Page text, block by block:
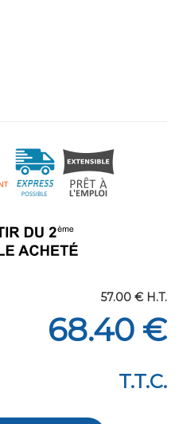
57.00 € H.T.
68.40 €
T.T.C.